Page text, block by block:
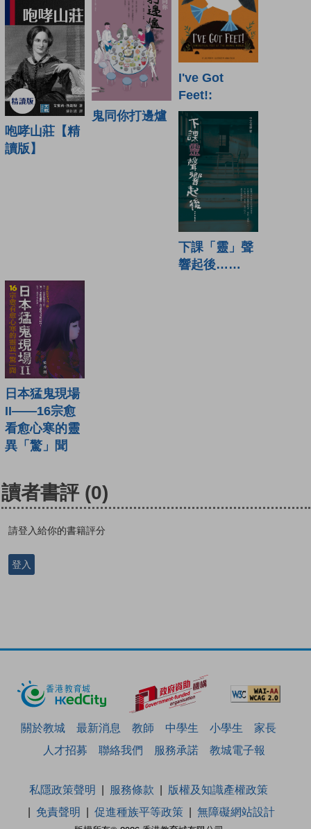
咆哮山莊【精
讀版】
鬼同你打邊爐
I've Got
Feet!:
下課「靈」聲
響起後……
日本猛鬼現場
II——16宗愈
看愈心寒的靈
異「驚」聞
讀者書評 (0)
請登入給你的書籍評分
登入
關於教城 最新消息 教師 中學生 小學生
家長
人才招募
聯絡我們 服務承諾 教城電子報
私隱政策聲明 服務條款
版權及知識產權政策
免責聲明
促進種族平等政策 無障礙網站設計